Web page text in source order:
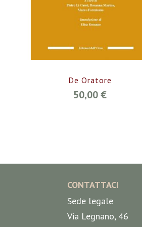
De Oratore
50,00 €
CONTATTACI
Sede legale
Via Legnano, 46